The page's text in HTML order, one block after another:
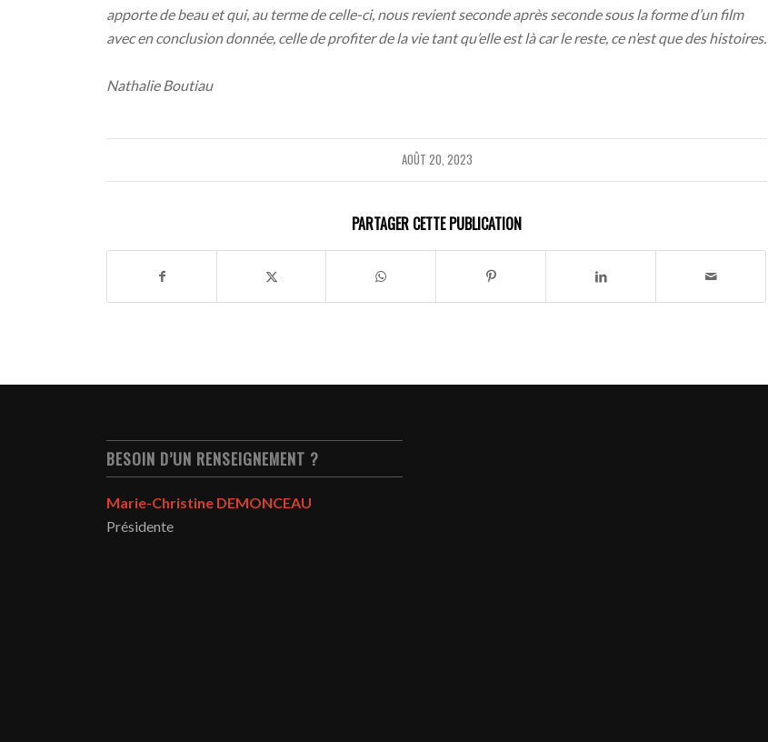
apporte de beau et qui, au terme de celle-ci, nous revient seconde après seconde sous la forme d’un film
avec en conclusion donnée, celle de profiter de la vie tant qu’elle est là car le reste, ce n’est que des histoires.
Nathalie Boutiau
AOÛT 20, 2023
PARTAGER CETTE PUBLICATION
BESOIN D’UN RENSEIGNEMENT ?
Marie-Christine DEMONCEAU
Présidente